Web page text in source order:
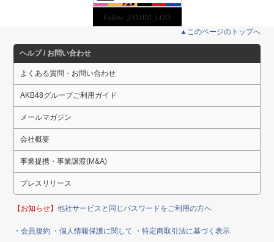
Follow @DMM_LOD
▲このページのトップへ
ヘルプ / お問い合わせ
よくある質問・お問い合わせ
AKB48グループご利用ガイド
メールマガジン
会社概要
事業提携・事業譲渡(M&A)
プレスリリース
【お知らせ】他社サービスと同じパスワードをご利用の方へ
・会員規約 ・個人情報保護に関して ・特定商取引法に基づく表示